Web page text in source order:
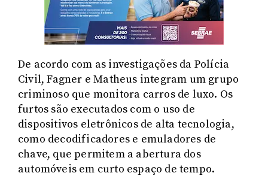
De acordo com as investigações da Polícia
Civil, Fagner e Matheus integram um grupo
criminoso que monitora carros de luxo. Os
furtos são executados com o uso de
dispositivos eletrônicos de alta tecnologia,
como decodificadores e emuladores de
chave, que permitem a abertura dos
automóveis em curto espaço de tempo.